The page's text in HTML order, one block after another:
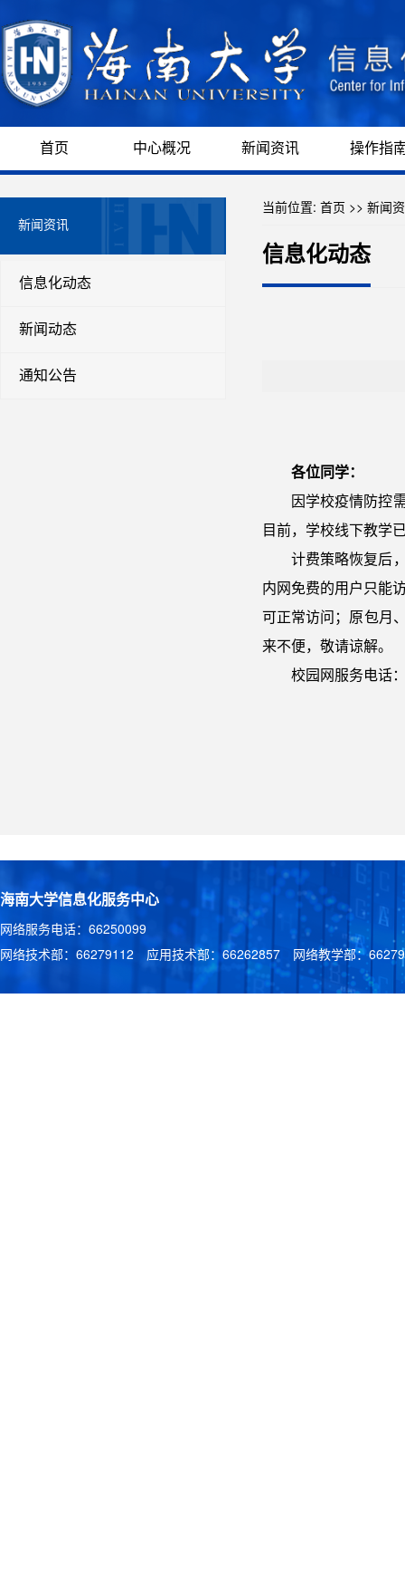
首页 中心概况 新闻资讯 操作指
新闻资讯
信息化动态
新闻动态
通知公告
当前位置: 首页 >> 新闻
信息化动态
各位同学：
因学校疫情防控
目前，学校线下教学
计费策略恢复后
内网免费的用户只能
可正常访问；原包月
来不便，敬请谅解。
校园网服务电话
海南大学信息化服务中心
网络服务电话：66250099
网络技术部：66279112 应用技术部：66262857 网络教学部：